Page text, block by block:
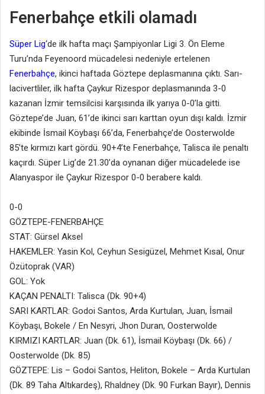
Fenerbahçe etkili olamadı
Süper Lig‘de ilk hafta maçı Şampiyonlar Ligi 3. Ön Eleme
Turu’nda Feyenoord mücadelesi nedeniyle ertelenen
Fenerbahçe, ikinci haftada Göztepe deplasmanına çıktı. Sarı-
lacivertliler, ilk hafta Çaykur Rizespor deplasmanında 3-0
kazanan İzmir temsilcisi karşısında ilk yarıya 0-0’la gitti.
Göztepe’de Juan, 61’de ikinci sarı karttan oyun dışı kaldı. İzmir
ekibinde İsmail Köybaşı 66’da, Fenerbahçe’de Oosterwolde
85’te kırmızı kart gördü. 90+4’te Fenerbahçe, Talisca ile penaltı
kaçırdı. Süper Lig’de 21.30’da oynanan diğer mücadelede ise
Alanyaspor ile Çaykur Rizespor 0-0 berabere kaldı.
0-0
GÖZTEPE-FENERBAHÇE
STAT: Gürsel Aksel
HAKEMLER: Yasin Kol, Ceyhun Sesigüzel, Mehmet Kısal, Onur
Özütoprak (VAR)
GOL: Yok
KAÇAN PENALTI: Talisca (Dk. 90+4)
SARI KARTLAR: Godoi Santos, Arda Kurtulan, Juan, İsmail
Köybaşı, Bokele / En Nesyri, Jhon Duran, Oosterwolde
KIRMIZI KARTLAR: Juan (Dk. 61), İsmail Köybaşı (Dk. 66) /
Oosterwolde (Dk. 85)
GÖZTEPE: Lis – Godoi Santos, Heliton, Bokele – Arda Kurtulan
(Dk. 89 Taha Altıkardeş), Rhaldney (Dk. 90 Furkan Bayır), Dennis